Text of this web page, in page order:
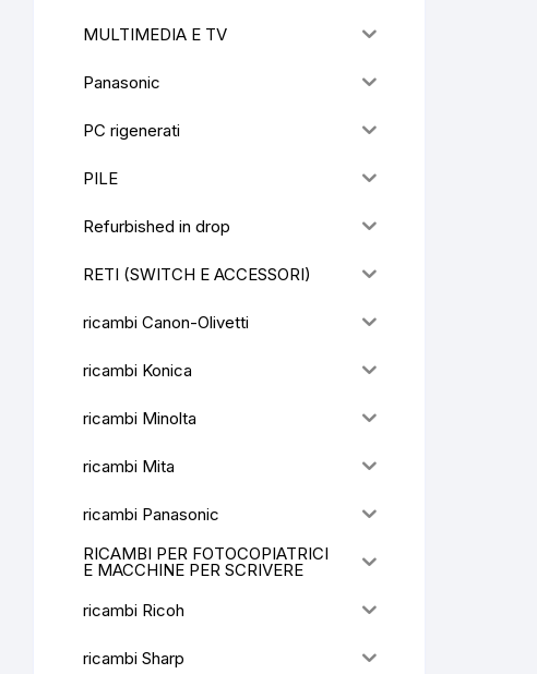
MULTIMEDIA E TV
Panasonic
PC rigenerati
PILE
Refurbished in drop
RETI (SWITCH E ACCESSORI)
ricambi Canon-Olivetti
ricambi Konica
ricambi Minolta
ricambi Mita
ricambi Panasonic
RICAMBI PER FOTOCOPIATRICI
E MACCHINE PER SCRIVERE
ricambi Ricoh
ricambi Sharp